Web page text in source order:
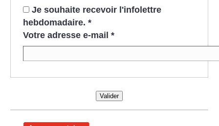
Je souhaite recevoir l'infolettre
hebdomadaire. *
Votre adresse e-mail *
Valider